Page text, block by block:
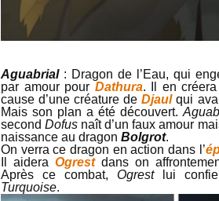
Aguabrial: Dragon de l’Eau, qui
par amour pour Dathura. Il en
cause d’une créature deDjaul qui
Mais son plan a été découvert.
secondDofus naît d’un faux amour
naissance au dragon Bolgrot.
On verra ce dragon en action dans l’
Il aidera Ogrest dans on
Après ce combat, Ogrestlui
Turquoise.